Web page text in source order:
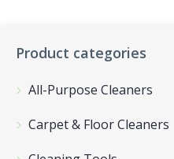
Product categories
All-Purpose Cleaners
Carpet & Floor Cleaners